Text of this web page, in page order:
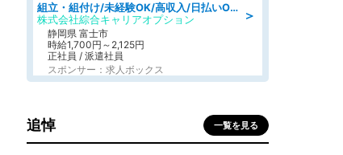
＞
組立・組付け/未経験OK/高収入/日払いOK/寮費無料/交替制
株式会社綜合キャリアオプション
静岡県 富士市
時給1,700円～2,125円
正社員 / 派遣社員
スポンサー：求人ボックス
追悼 一覧を見る